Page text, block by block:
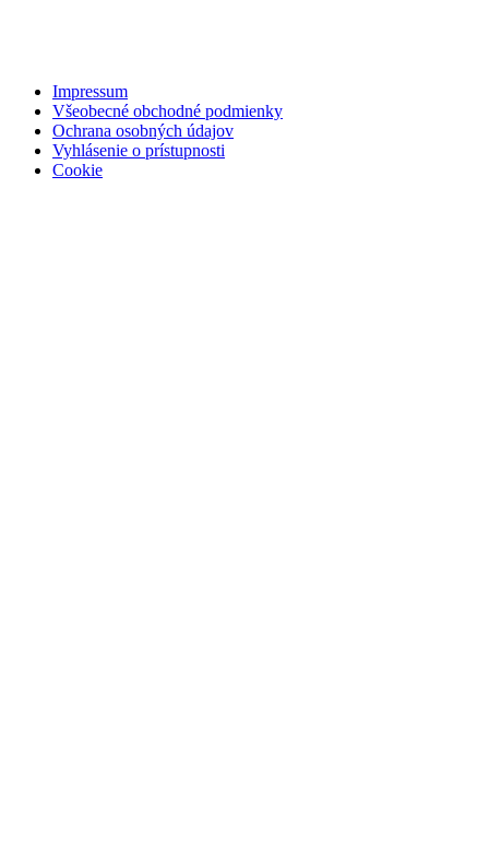
Impressum
Všeobecné obchodné podmienky
Ochrana osobných údajov
Vyhlásenie o prístupnosti
Cookie